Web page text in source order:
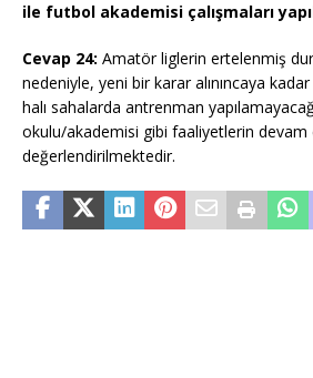
ile futbol akademisi çalışmaları
Cevap 24: Amatör liglerin ertelenmiş
nedeniyle, yeni bir karar alınıncaya
halı sahalarda antrenman
okulu/akademisi gibi faaliyetlerin devam
değerlendirilmektedir.